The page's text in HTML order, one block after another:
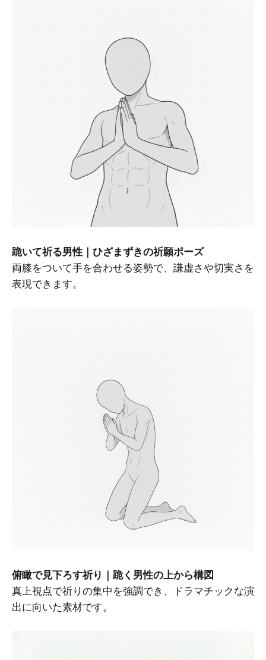
跪いて祈る男性｜ひざまずきの祈願ポーズ
両膝をついて手を合わせる姿勢で、謙虚さや切実さを
表現できます。
俯瞰で見下ろす祈り｜跪く男性の上から構図
真上視点で祈りの集中を強調でき、ドラマチックな演
出に向いた素材です。